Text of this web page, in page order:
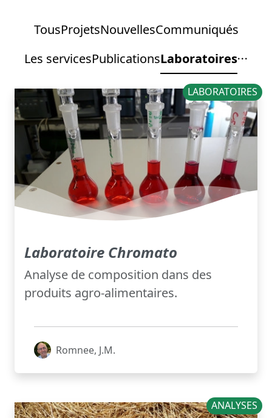
TousProjetsNouvellesCommuniqués
Les servicesPublicationsLaboratoires
LABORATOIRES
Laboratoire Chromato
Analyse de composition dans des
produits agro-alimentaires.
Romnee, J.M.
ANALYSES